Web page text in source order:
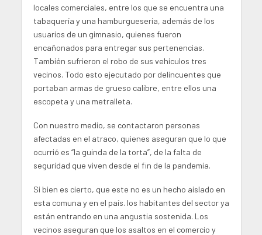
locales comerciales, entre los que se encuentra una
tabaquería y una hamburguesería, además de los
usuarios de un gimnasio, quienes fueron
encañonados para entregar sus pertenencias.
También sufrieron el robo de sus vehículos tres
vecinos. Todo esto ejecutado por delincuentes que
portaban armas de grueso calibre, entre ellos una
escopeta y una metralleta.
Con nuestro medio, se contactaron personas
afectadas en el atraco, quienes aseguran que lo que
ocurrió es “la guinda de la torta”, de la falta de
seguridad que viven desde el fin de la pandemia.
Si bien es cierto, que este no es un hecho aislado en
esta comuna y en el país. los habitantes del sector ya
están entrando en una angustia sostenida. Los
vecinos aseguran que los asaltos en el comercio y